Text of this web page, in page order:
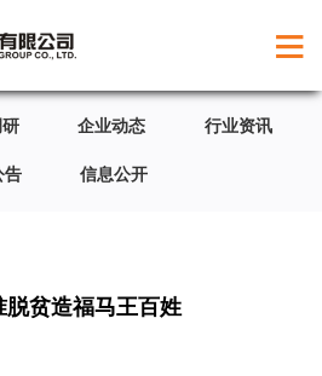
企业动态 行业资讯
告 信息公开
脱贫造福马王百姓